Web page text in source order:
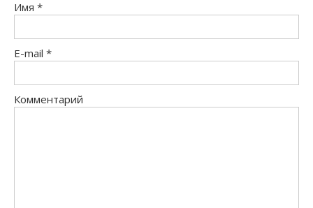
Имя *
E-mail *
Комментарий